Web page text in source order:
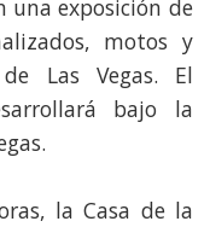
una exposición de
motos y
Las Vegas. El
bajo la
la Casa de la